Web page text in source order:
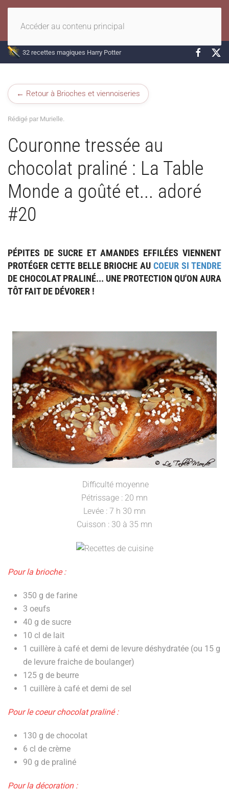
Accéder au contenu principal
32 recettes magiques Harry Potter
← Retour à Brioches et viennoiseries
Rédigé par Murielle.
Couronne tressée au
chocolat praliné : La Table
Monde a goûté et... adoré
#20
PÉPITES DE SUCRE ET AMANDES EFFILÉES VIENNENT
PROTÉGER CETTE BELLE BRIOCHE AU COEUR SI TENDRE
DECHOCOLAT PRALINÉ... UNE PROTECTION QU'ON AURA
TÔT FAIT DE DÉVORER !
Difficulté moyenne
Pétrissage : 20 mn
Levée : 7 h 30 mn
Cuisson : 30 à 35 mn
Pour la brioche :
350 g de farine
3 oeufs
40 g de sucre
10 cl de lait
1 cuillère à café et demi de levure déshydratée (ou 15 g
de levure fraiche de boulanger)
125 g de beurre
1 cuillère à café et demi de sel
Pour le coeur chocolat praliné :
130 g de chocolat
6 cl de crème
90 g de praliné
Pour la décoration :